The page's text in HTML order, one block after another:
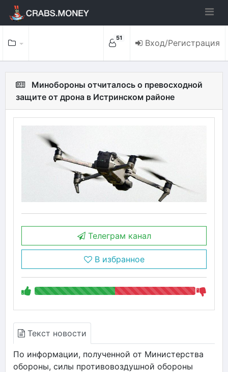
51 Вход/Регистрация
Минобороны отчиталось о превосходной
защите от дрона в Истринском районе
Телеграм канал
В избранное
Текст новости
По информации, полученной от Министерства
обороны, силы противовоздушной обороны